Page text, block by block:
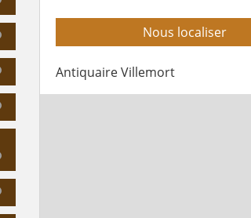
Nous localiser
Antiquaire Villemort